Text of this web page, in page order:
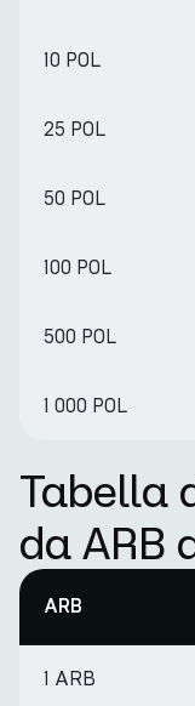
10 POL
25 POL
50 POL
100 POL
500 POL
1 000 POL
Tabella
da ARB
ARB
1 ARB